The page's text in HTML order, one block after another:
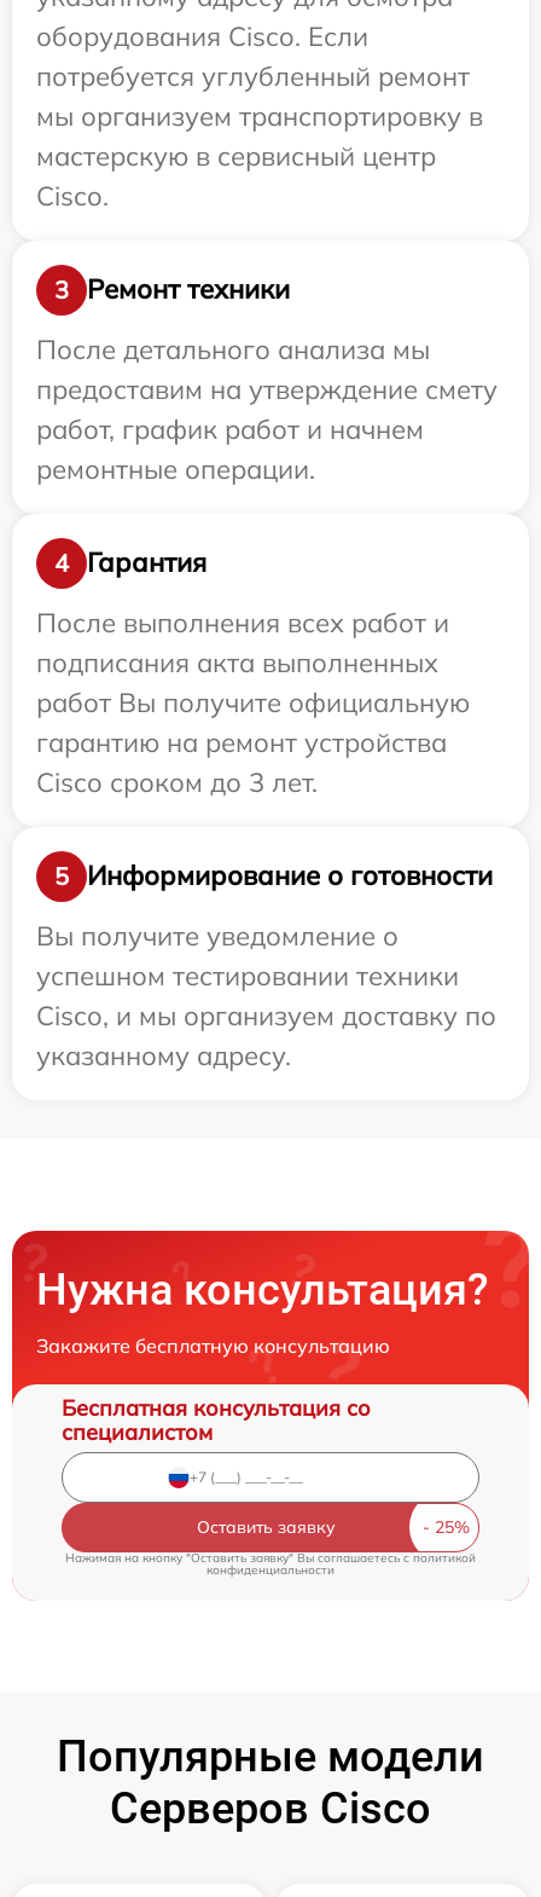
оборудования Cisco. Если
потребуется углубленный ремонт
мы организуем транспортировку в
мастерскую в сервисный центр
Cisco.
3
Ремонт техники
После детального анализа мы
предоставим на утверждение смету
работ, график работ и начнем
ремонтные операции.
4
Гарантия
После выполнения всех работ и
подписания акта выполненных
работ Вы получите официальную
гарантию на ремонт устройства
Cisco сроком до 3 лет.
5
Информирование о готовности
Вы получите уведомление о
успешном тестировании техники
Cisco, и мы организуем доставку по
указанному адресу.
Нужна консультация?
Закажите бесплатную консультацию
Бесплатная консультация со
специалистом
Оставить заявку
Нажимая на кнопку "Оставить заявку" Вы соглашаетесь cполитикой
конфиденциальности
Популярные модели
Серверов Cisco